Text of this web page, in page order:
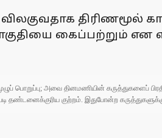
கைப்பற்றும் என
பொறுப்பு; அவை தினமணியின் கருத்துகளைப்
குற்றம். இதுபோன்ற கருத்துகளுக்கு